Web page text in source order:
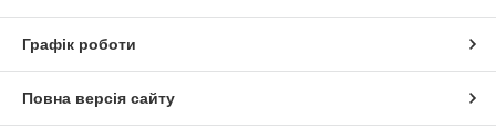
Графік роботи
Повна версія сайту